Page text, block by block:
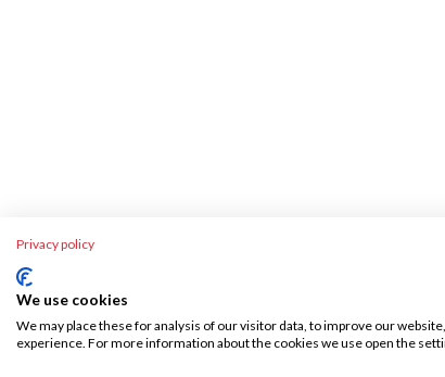
Über SKA-Tech
Effiziente Warenbeschaffung leicht gemacht –
Privacy policy
We use cookies
We may place these for analysis of our visitor data, to improve our
experience. For more information about the cookies we use open the